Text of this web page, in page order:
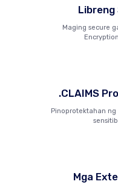
Maging secure
.CLAIMS
Pinoprotektahan ng
Mga